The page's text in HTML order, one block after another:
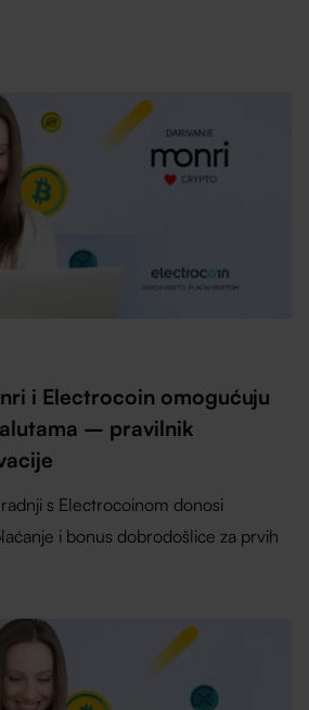
i Electrocoin omogućuju
– pravilnik
s Electrocoinom donosi
i bonus dobrodošlice za prvih